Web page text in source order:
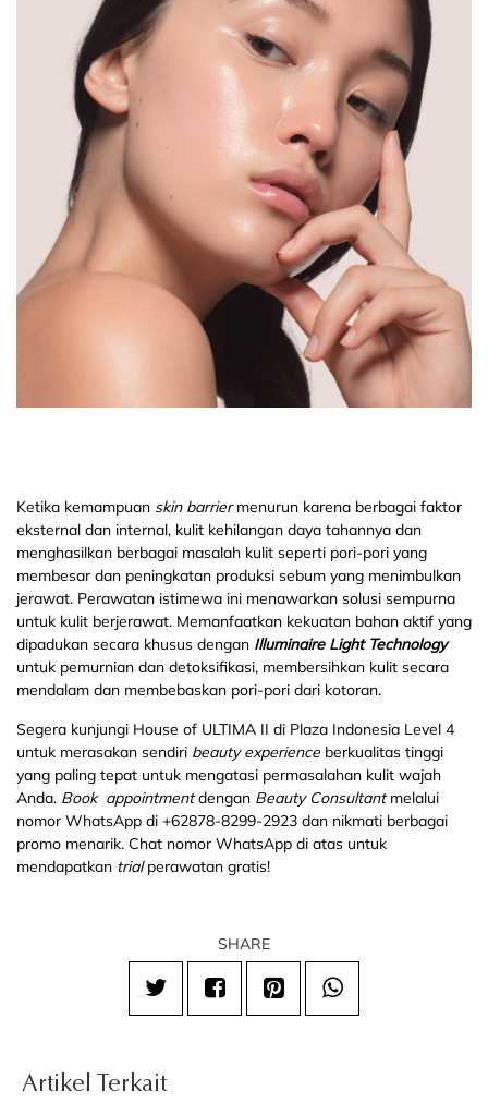
Ketika kemampuan skin barriermenurun karena berbagai faktor
eksternal dan internal, kulit kehilangan daya tahannya dan
menghasilkan berbagai masalah kulit seperti pori-pori yang
membesar dan peningkatan produksi sebum yang menimbulkan
jerawat. Perawatan istimewa ini menawarkan solusi sempurna
untuk kulit berjerawat. Memanfaatkan kekuatan bahan aktif yang
dipadukan secara khusus dengan Illuminaire Light Technology
untuk pemurnian dan detoksifikasi, membersihkan kulit secara
mendalam dan membebaskan pori-pori dari kotoran.
Segera kunjungi House of ULTIMA II di Plaza Indonesia Level 4
untuk merasakan sendiri beauty experience berkualitas tinggi
yang paling tepat untuk mengatasi permasalahan kulit wajah
Anda. Book appointmentdengan Beauty Consultantmelalui
nomor WhatsApp di +62878-8299-2923 dan nikmati berbagai
promo menarik. Chat nomor WhatsApp di atas untuk
mendapatkan trialperawatan gratis!
SHARE
Artikel Terkait